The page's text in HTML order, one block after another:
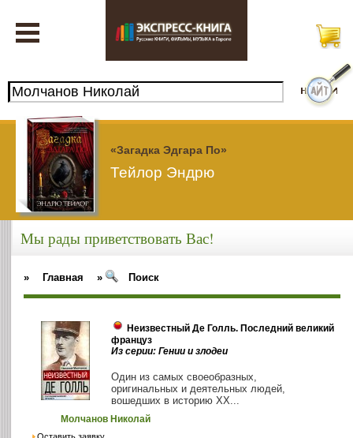
«Загадка Эдгара По»
Тейлор Эндрю
Мы рады приветствовать Вас!
» Главная » Поиск
Неизвестный Де Голль. Последний великий
француз
Из серии: Гении и злодеи
Один из самых своеобразных,
оригинальных и деятельных людей,
вошедших в историю ХХ...
Молчанов Николай